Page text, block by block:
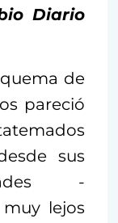
Diario
de
pareció
sus
-
lejos